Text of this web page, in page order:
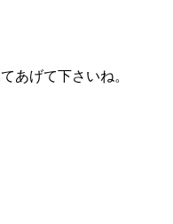
てあげて下さいね。